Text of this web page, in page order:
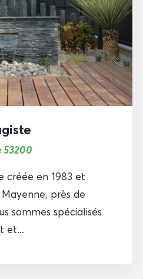
53200
créée en 1983 et
près de
sommes spécialisés
et...